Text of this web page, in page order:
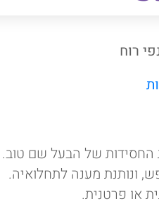
רוח
החסידות של הבעל שם טוב.
ונותנת מענה לתחלואיה.
או פרטנית.